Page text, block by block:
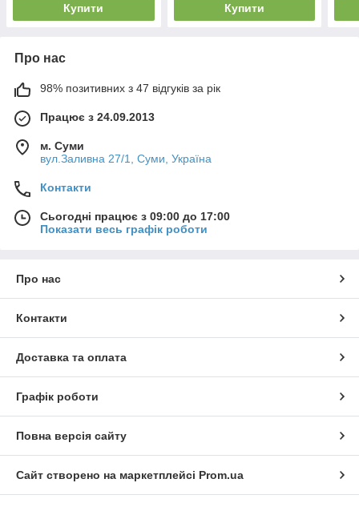
Купити Купити
Про нас
98% позитивних з 47 відгуків за рік
Працює з 24.09.2013
м. Суми
вул.Заливна 27/1, Суми, Україна
Контакти
Сьогодні працює з 09:00 до 17:00
Показати весь графік роботи
Про нас
Контакти
Доставка та оплата
Графік роботи
Повна версія сайту
Сайт створено на маркетплейсі Prom.ua